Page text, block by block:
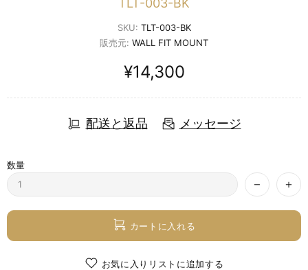
TLT-003-BK
SKU: TLT-003-BK
販売元: WALL FIT MOUNT
¥14,300
配送と返品 メッセージ
数量
カートに入れる
お気に入りリストに追加する